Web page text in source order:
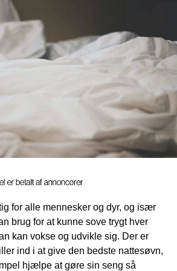
børn vil være sherif, vil andre være
både indenfor og udendørs. Med
kan dit barn udfolde sin
indgå i samspil med andre børn, som
for den velkendte cowboy og
cowgirl kostumer, og til drengene
forskellige cowboy udklædninger.
til dreng og
foregår rollelegene mellem det gode
indianerpiger til fange, der dystes
en sherif, og der rides gennem
for alle mennesker og dyr, og især
brug for at kunne sove trygt hver
kan vokse og udvikle sig. Der er
ind i at give den bedste nattesøvn,
hjælpe at gøre sin seng så